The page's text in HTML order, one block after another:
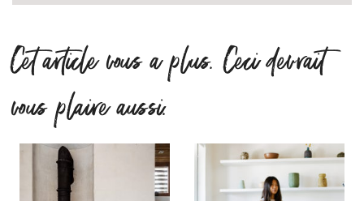
Cet article vous a plus. Ceci devrait
vous plaire aussi.